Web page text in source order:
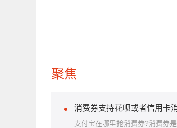
聚焦
消费券支持花呗或者信用卡
支付宝在哪里抢消费券?消费券